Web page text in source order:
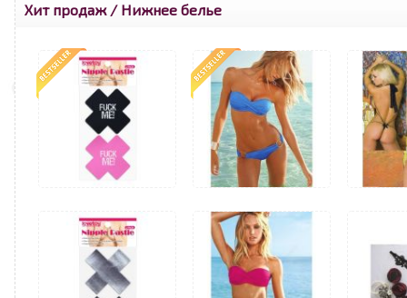
Хит продаж/ Нижнее белье